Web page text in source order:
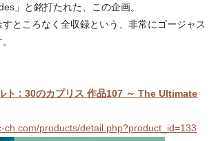
」と銘打たれた、この企画。
ところなく全収録という、非常にゴージャス
ト : 30のカプリス 作品107 ～ The Ultimate
ch.com/products/detail.php?product_id=133